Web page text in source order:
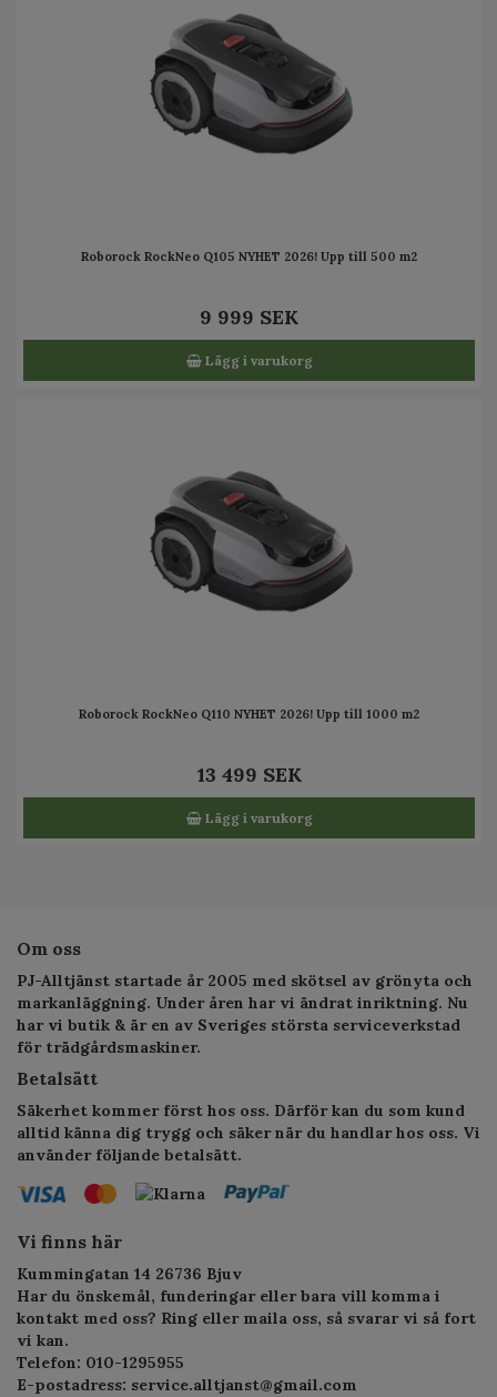
Roborock RockNeo Q105 NYHET 2026! Upp till 500 m2
9 999 SEK
Lägg i varukorg
Roborock RockNeo Q110 NYHET 2026! Upp till 1000 m2
13 499 SEK
Lägg i varukorg
Om oss
PJ-Alltjänst startade år 2005 med skötsel av grönyta och
markanläggning. Under åren har vi ändrat inriktning. Nu
har vi butik & är en av Sveriges största serviceverkstad
för trädgårdsmaskiner.
Betalsätt
Säkerhet kommer först hos oss. Därför kan du som kund
alltid känna dig trygg och säker när du handlar hos oss. Vi
använder följande betalsätt.
Vi finns här
Kummingatan 14 26736 Bjuv
Har du önskemål, funderingar eller bara vill komma i
kontakt med oss? Ring eller maila oss, så svarar vi så fort
vi kan.
Telefon: 010-1295955
E-postadress: service.alltjanst@gmail.com